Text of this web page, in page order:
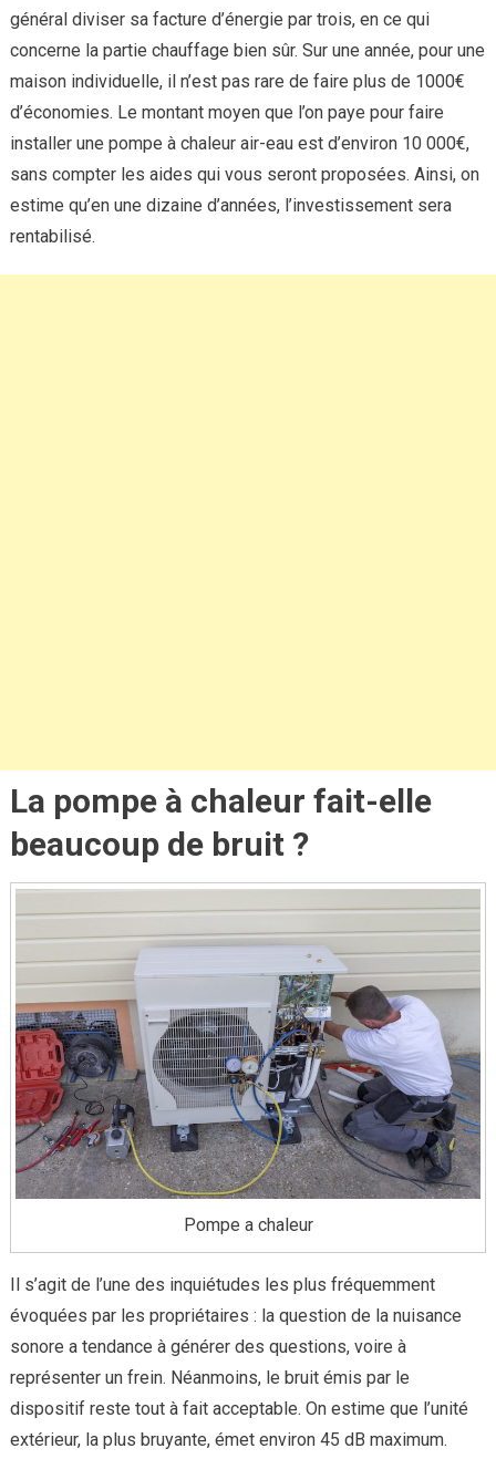
général diviser sa facture d’énergie par trois, en ce qui
concerne la partie chauffage bien sûr. Sur une année, pour une
maison individuelle, il n’est pas rare de faire plus de 1000€
d’économies. Le montant moyen que l’on paye pour faire
installer une pompe à chaleur air-eau est d’environ 10 000€,
sans compter les aides qui vous seront proposées. Ainsi, on
estime qu’en une dizaine d’années, l’investissement sera
rentabilisé.
La pompe à chaleur fait-elle
beaucoup de bruit ?
Pompe a chaleur
Il s’agit de l’une des inquiétudes les plus fréquemment
évoquées par les propriétaires : la question de la nuisance
sonore a tendance à générer des questions, voire à
représenter un frein. Néanmoins, le bruit émis par le
dispositif reste tout à fait acceptable. On estime que l’unité
extérieur, la plus bruyante, émet environ 45 dB maximum.